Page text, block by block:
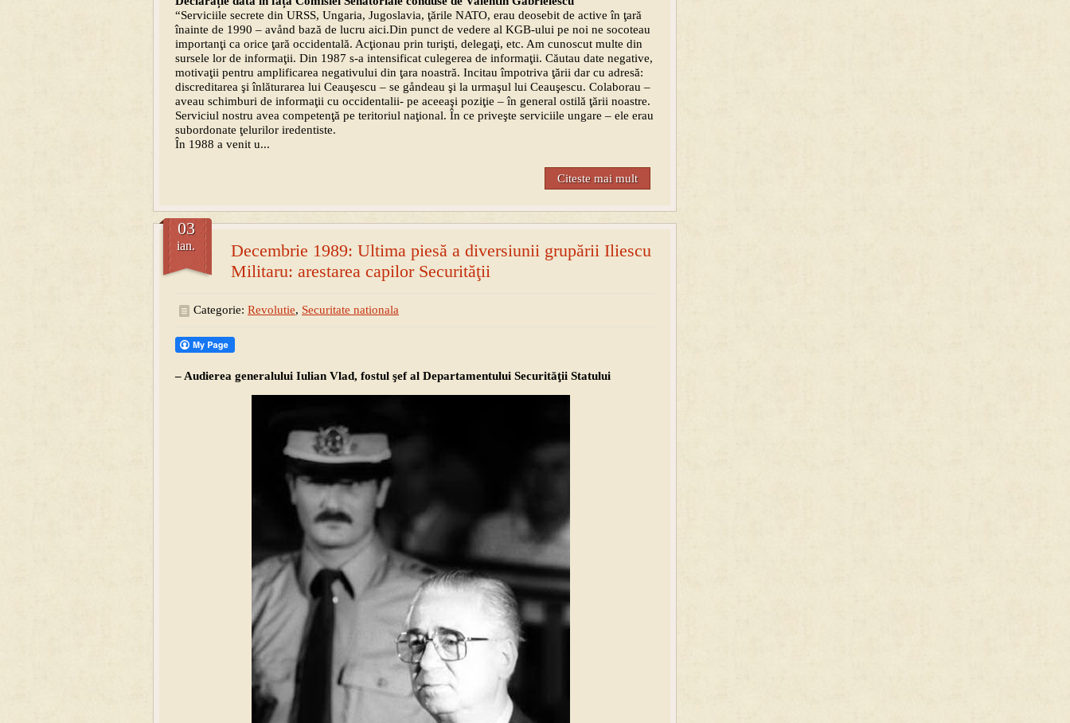
“Serviciile secrete din URSS, Ungaria, Jugoslavia, ţările NATO, erau deosebit de active în ţară
înainte de 1990 – avånd bază de lucru aici.Din punct de vedere al KGB-ului pe noi ne socoteau
importanţi ca orice ţară occidentală. Acţionau prin turişti, delegaţi, etc. Am cunoscut multe din
sursele lor de informaţii. Din 1987 s-a intensificat culegerea de informaţii. Căutau date negative,
motivaţii pentru amplificarea negativului din ţara noastră. Incitau împotriva ţării dar cu adresă:
discreditarea şi înlăturarea lui Ceauşescu – se gåndeau şi la urmaşul lui Ceauşescu. Colaborau –
aveau schimburi de informaţii cu occidentalii- pe aceeaşi poziţie – în general ostilă ţării noastre.
Serviciul nostru avea competenţă pe teritoriul naţional. În ce priveşte serviciile ungare – ele erau
subordonate ţelurilor iredentiste.
În 1988 a venit u...
Citeste mai mult
Decembrie 1989: Ultima piesă a diversiunii grupării Iliescu
Militaru: arestarea capilor Securităţii
03
ian.
Categorie: Revolutie, Securitate nationala
– Audierea generalului Iulian Vlad, fostul şef al Departamentului Securităţii Statului